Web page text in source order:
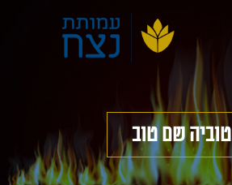
טוביה שם טוב